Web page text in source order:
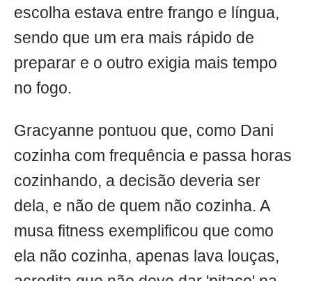
escolha estava entre frango e língua,
sendo que um era mais rápido de
preparar e o outro exigia mais tempo
no fogo.
Gracyanne pontuou que, como Dani
cozinha com frequência e passa horas
cozinhando, a decisão deveria ser
dela, e não de quem não cozinha. A
musa fitness exemplificou que como
ela não cozinha, apenas lava louças,